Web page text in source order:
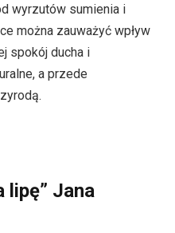
wyrzutów sumienia i
można zauważyć wpływ
spokój ducha i
a przede
lipę” Jana